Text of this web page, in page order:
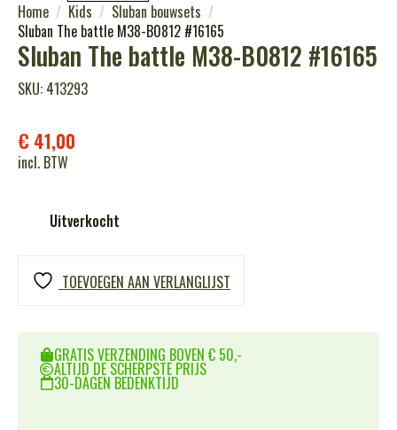
Home Kids
Sluban bouwsets
Sluban The battle M38-B0812 #16165
Sluban The battle M38-B0812 #16165
SKU: 413293
€ 41,00
incl. BTW
Uitverkocht
TOEVOEGEN AAN VERLANGLIJST
GRATIS VERZENDING BOVEN € 50,-
ALTIJD DE SCHERPSTE PRIJS
30-DAGEN BEDENKTIJD